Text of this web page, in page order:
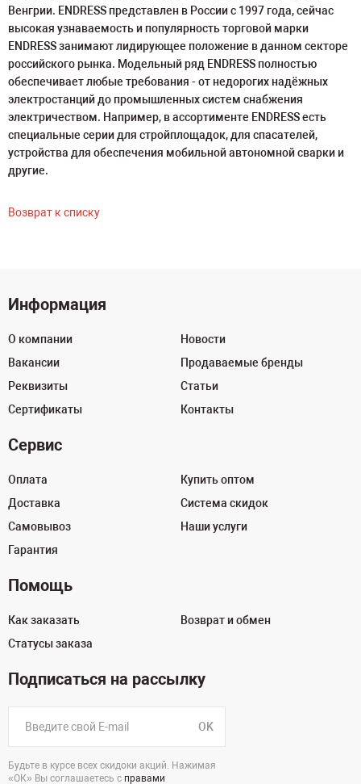
Венгрии. ENDRESS представлен в России с 1997 года, сейчас
высокая узнаваемость и популярность торговой марки
ENDRESS занимают лидирующее положение в данном секторе
российского рынка. Модельный ряд ENDRESS полностью
обеспечивает любые требования - от недорогих надёжных
электростанций до промышленных систем снабжения
электричеством. Например, в ассортименте ENDRESS есть
специальные серии для стройплощадок, для спасателей,
устройства для обеспечения мобильной автономной сварки и
другие.
Возврат к списку
Информация
О компании
Вакансии
Реквизиты
Сертификаты
Новости
Продаваемые бренды
Статьи
Контакты
Сервис
Оплата
Доставка
Самовывоз
Гарантия
Купить оптом
Система скидок
Наши услуги
Помощь
Как заказать
Статусы заказа
Возврат и обмен
Подписаться на рассылку
OK
Будьте в курсе всех скидоки акций. Нажимая
«ОК» Вы соглашаетесь с правами